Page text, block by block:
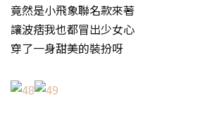
竟然是小飛象聯名款來著
讓波痞我也都冒出少女心
穿了一身甜美的裝扮呀